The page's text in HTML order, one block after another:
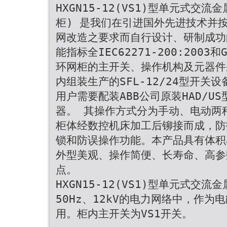
HXGN15-12(VS1)型单元式交流
柜) 是我们在引进国外先进技术并
网改造之要求而自行设计、研制成
能指标全IEC62271-200:2003和
环网柜的主开关、操作机构及元器
内组装生产的SFL-12/24型开关设
用户需要配装ABB公司原装HAD/
器。 其操作方式分为手动、电动两
柜体经数控机床加工后铆接而成，
锁和防误操作功能。本产品具有体
外型美观、操作简便、长寿命、高
点。
HXGN15-12(VS1)型单元式交流
50Hz、12kV的电力网络中，作为
用。柜内主开关为VS1开关。